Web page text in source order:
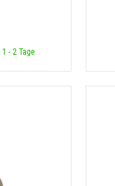
- 2 Tage